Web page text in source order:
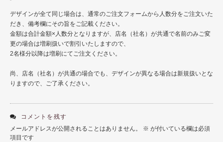
FAQ
用紙説明
デザインが全て同じ場合は、通常のご注文フォームから人数分をご注文いた
だき、備考欄にその旨をご記載ください。
金額は合計金額×人数分となりますが、店名（社名）が共通で名前のみご変
更の場合は増刷扱いで割引いたしますので、
2名様分以降は増刷にてご注文ください。
尚、店名（社名）が共通の場合でも、デザインが異なる場合は新規扱いとな
りますので、ご了承ください。
コメントを残す
メールアドレスが公開されることはありません。
※ が付いている欄は必須
項目です